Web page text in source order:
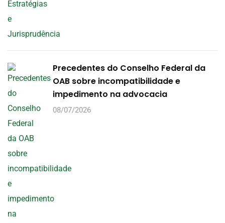
Precedentes do Conselho Federal da
OAB sobre incompatibilidade e
impedimento na advocacia
08/07/2026